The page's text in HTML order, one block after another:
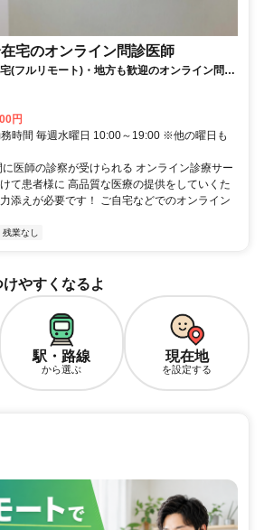
在宅のオンライン問診医師
(フルリモート)・地方も歓迎のオンライン問診
円
時間 毎週水曜日 10:00～19:00 ※他の曜日も
医師の診察が受けられる オンライン診療サー
て患者様に 高品質な医療の提供をしていくた
添えが必要です！ ご自宅などでのオンライン
残業なし
やすくなるよ
駅・路線
から選ぶ
現在地
を設定する